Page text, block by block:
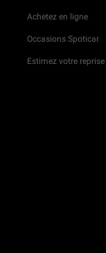
Achetez en ligne
Occasions Spoticar
Estimez votre reprise